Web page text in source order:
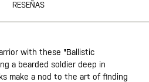
RESEÑAS
with these "Ballistic
a bearded soldier deep in
make a nod to the art of finding